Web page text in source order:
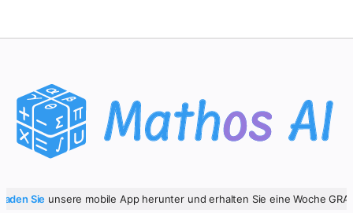
KI-Tutor
PDF Hausaufgaben-Helfer
Lernwerkzeuge
Sie unsere mobile App herunter und erhalten Sie eine Woche